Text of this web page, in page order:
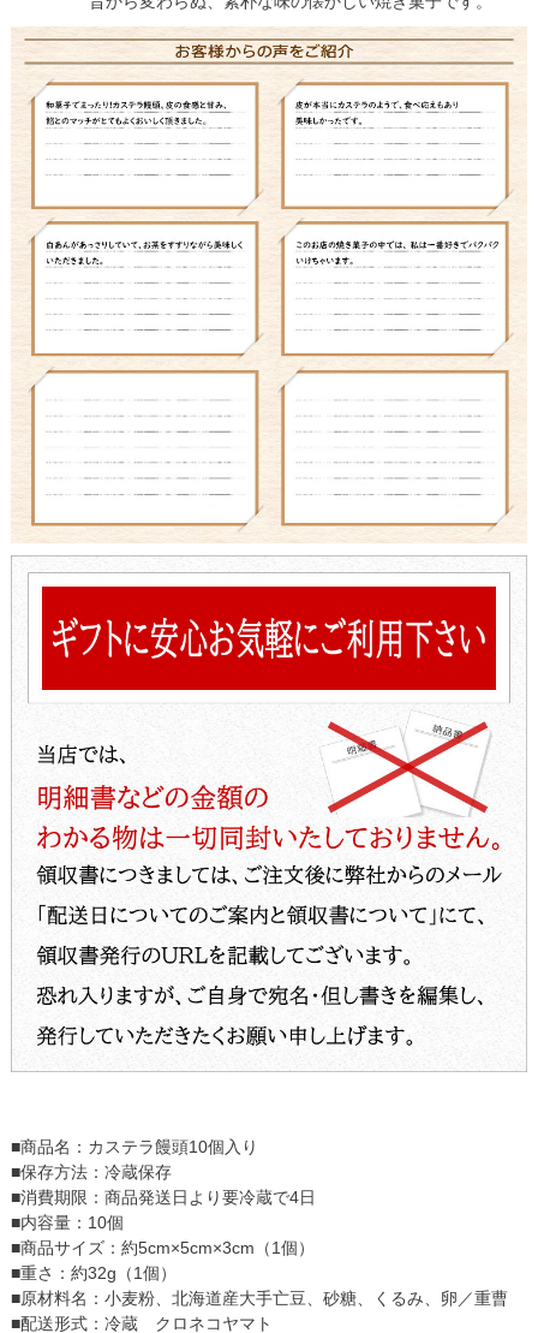
■商品名：カステラ饅頭10個入り
■保存方法：冷蔵保存
■消費期限：商品発送日より要冷蔵で4日
■内容量：10個
■商品サイズ：約5cm×5cm×3cm（1個）
■重さ：約32g（1個）
■原材料名：小麦粉、北海道産大手亡豆、砂糖、くるみ、卵／重曹
■配送形式：冷蔵 クロネコヤマト